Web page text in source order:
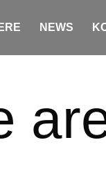
NEWS